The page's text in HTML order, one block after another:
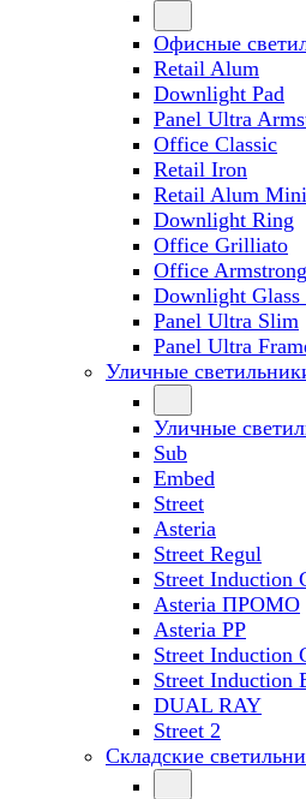
Офисные
Retail Alum
Downlight Pad
Panel Ultra
Office Classic
Retail Iron
Retail Alum Mini
Downlight Ring
Office Grilliato
Office Armstrong
Downlight Glass
Panel Ultra Slim
Panel Ultra
Уличные
Уличные
Sub
Embed
Street
Asteria
Street Regul
Street Induction
Asteria ПРОМО
Asteria PP
Street Induction
Street Induction
DUAL RAY
Street 2
Складские